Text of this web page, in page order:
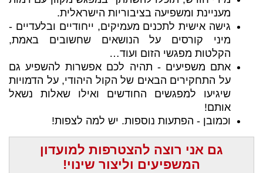
מעניינת ומשפיעה בציבוריות הישראלית.
גישה אישית לתכנים מעמיקים, ייחודיים ובלעדיים -
מיני קורסים על הנושאים שחשובים באמת,
הקלטות מפגשי הזום ועוד…
אתם משפיעים - תהיה לכם אפשרות להשפיע גם
על התחקירים הבאים של הקול היהודי, על הדמויות
שיגיעו למפגשים החודשים ואילו שאלות נשאל
אותם!
וכמובן - הפתעות נוספות. יש למה לצפות!
גם אני רוצה להצטרפות למועדון
המשפיעים וליצור שינוי!